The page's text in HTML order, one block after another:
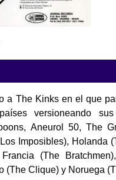
a The Kinks en el que
versioneando
Aneurol 50, The
Imposibles), Holanda
Francia (The
(The Clique) y Noruega